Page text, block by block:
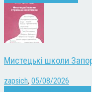
Мистецькі школи
zapsich, 05/08/2026